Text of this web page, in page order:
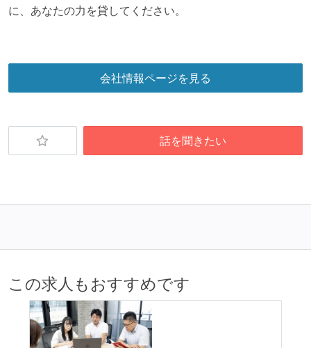
に、あなたの力を貸してください。
会社情報ページを見る
話を聞きたい
この求人もおすすめです